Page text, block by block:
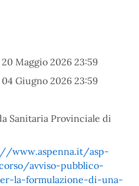
20 Maggio 2026 23:59
04 Giugno 2026 23:59
Sanitaria Provinciale di
www.aspenna.it/asp-
avviso-pubblico-
la-formulazione-di-una-